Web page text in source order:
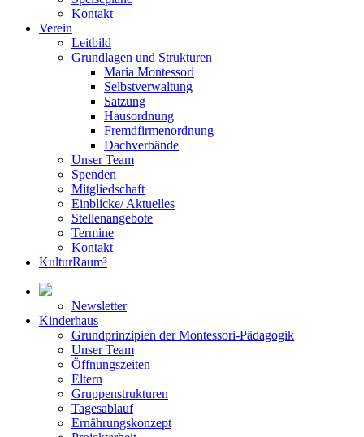
Kontakt
Verein
Leitbild
Grundlagen und Strukturen
Maria Montessori
Selbstverwaltung
Satzung
Hausordnung
Fremdfirmenordnung
Dachverbände
Unser Team
Spenden
Mitgliedschaft
Einblicke/ Aktuelles
Stellenangebote
Termine
Kontakt
KulturRaum³
Newsletter
Kinderhaus
Grundprinzipien der Montessori-Pädagogik
Unser Team
Öffnungszeiten
Eltern
Gruppenstrukturen
Tagesablauf
Ernährungskonzept